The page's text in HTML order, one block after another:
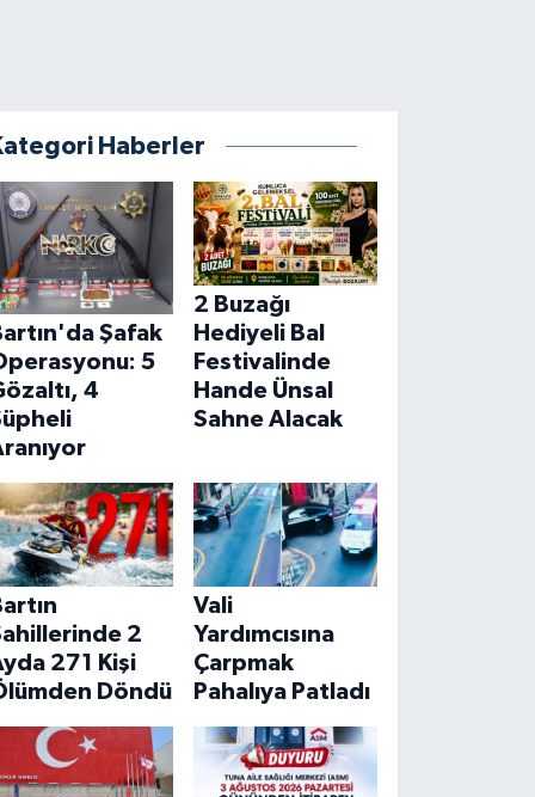
Haberler
Şafak
5
4
2 Buzağı
Hediyeli Bal
Festivalinde
Hande Ünsal
Sahne Alacak
2
271 Kişi
Döndü
Vali
Yardımcısına
Çarpmak
Pahalıya Patladı